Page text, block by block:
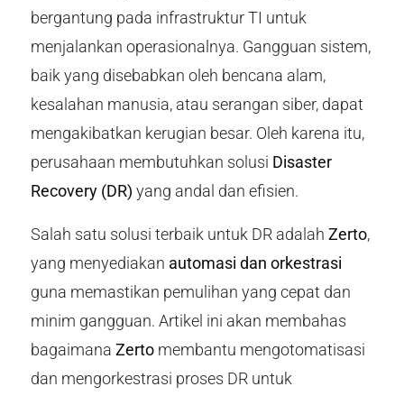
bergantung pada infrastruktur TI untuk
menjalankan operasionalnya. Gangguan sistem,
baik yang disebabkan oleh bencana alam,
kesalahan manusia, atau serangan siber, dapat
mengakibatkan kerugian besar. Oleh karena itu,
perusahaan membutuhkan solusi Disaster
Recovery (DR) yang andal dan efisien.
Salah satu solusi terbaik untuk DR adalah Zerto,
yang menyediakan automasi dan orkestrasi
guna memastikan pemulihan yang cepat dan
minim gangguan. Artikel ini akan membahas
bagaimana Zertomembantu mengotomatisasi
dan mengorkestrasi proses DR untuk